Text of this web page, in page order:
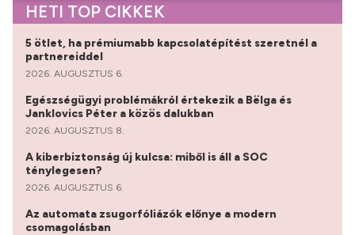
HETI TOP CIKKEK
5 ötlet, ha prémiumabb kapcsolatépítést szeretnél a
partnereiddel
2026. AUGUSZTUS 6.
Egészségügyi problémákról értekezik a Bëlga és
Janklovics Péter a közös dalukban
2026. AUGUSZTUS 8.
A kiberbiztonság új kulcsa: miből is áll a SOC
ténylegesen?
2026. AUGUSZTUS 6.
Az automata zsugorfóliázók előnye a modern
csomagolásban